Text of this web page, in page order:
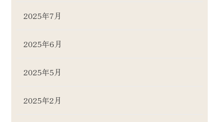
2025年7月
2025年6月
2025年5月
2025年2月